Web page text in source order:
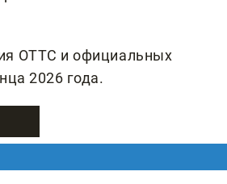
ОТТС и официальных
2026 года.